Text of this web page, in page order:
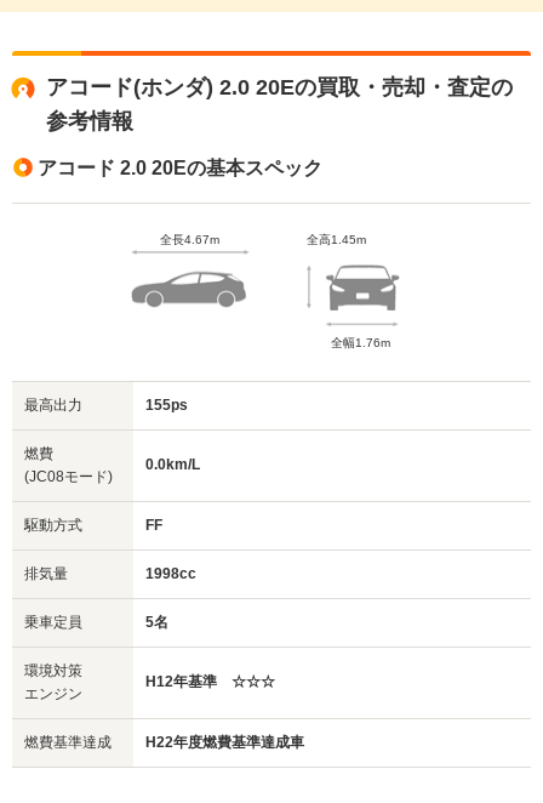
アコード(ホンダ) 2.0 20Eの買取・売却・査定の
参考情報
アコード 2.0 20Eの基本スペック
全長4.67m 全高1.45m
全幅1.76m
最高出力 155ps
燃費
(JC08モード)
0.0km/L
駆動方式 FF
排気量 1998cc
乗車定員 5名
環境対策
エンジン
H12年基準 ☆☆☆
燃費基準達成 H22年度燃費基準達成車